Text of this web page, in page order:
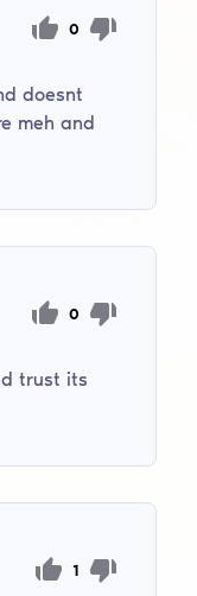
0
doesnt
meh and
0
trust its
1